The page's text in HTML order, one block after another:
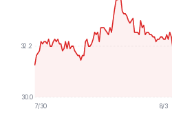
32.2
30.0
7/30
8/3